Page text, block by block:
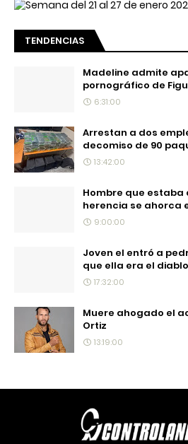
TENDENCIAS
Madeline admite
pornográfico de
6:31:00
Arrestan a dos
decomiso de 90
13:42:00
Hombre que
herencia se ahorca
9:00:00
Joven el entró a
que ella era el diablo
17:32:00
Muere ahogado el
Ortiz
13:19:00